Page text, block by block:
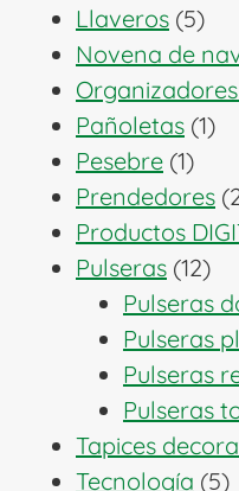
Llaveros 55
Novena de
Pañoletas 11
Pesebre 11
Prendedores
Productos
Pulseras 1212
Pulseras
Pulseras
Pulseras
Pulseras
Tapices
Tecnología 55